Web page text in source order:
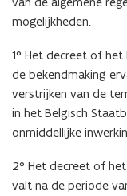
mogelijkheden.
1° Het decreet of
de bekendmaking
verstrijken van de
in het Belgisch
onmiddellijke
2° Het decreet of
valt na de periode